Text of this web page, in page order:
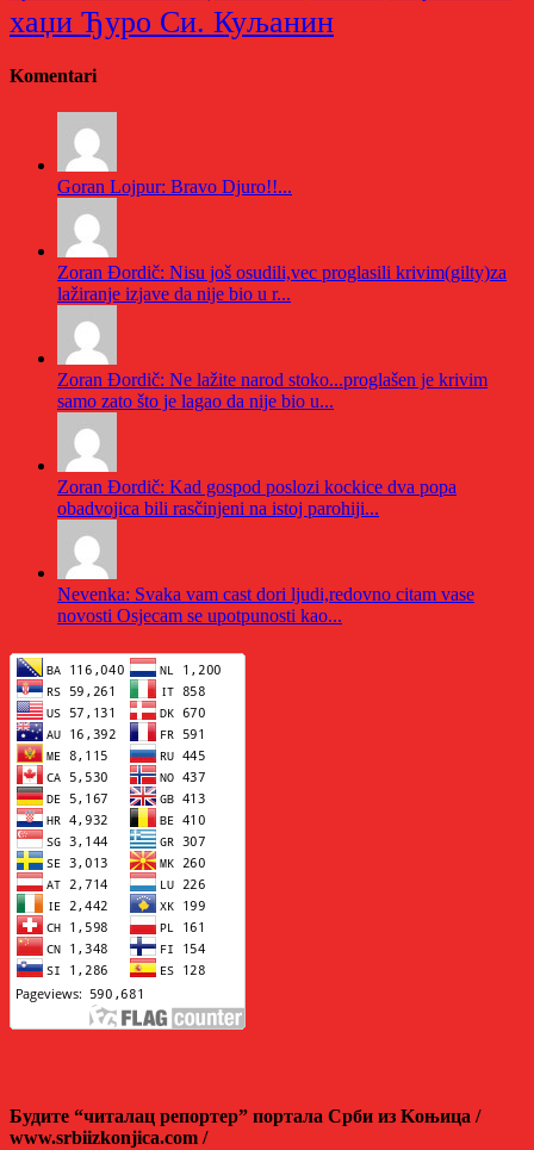
хаџи Ђуро Си. Куљанин
Komentari
Goran Lojpur: Bravo Djuro!!...
Zoran Đordič: Nisu još osudili,vec proglasili krivim(gilty)za
lažiranje izjave da nije bio u r...
Zoran Đordič: Ne lažite narod stoko...proglašen je krivim
samo zato što je lagao da nije bio u...
Zoran Đordič: Kad gospod poslozi kockice dva popa
obadvojica bili rasčinjeni na istoj parohiji...
Nevenka: Svaka vam cast dori ljudi,redovno citam vase
novosti Osjecam se upotpunosti kao...
Будите “читалац репортер” портала Срби из Kоњица /
www.srbiizkonjica.com /